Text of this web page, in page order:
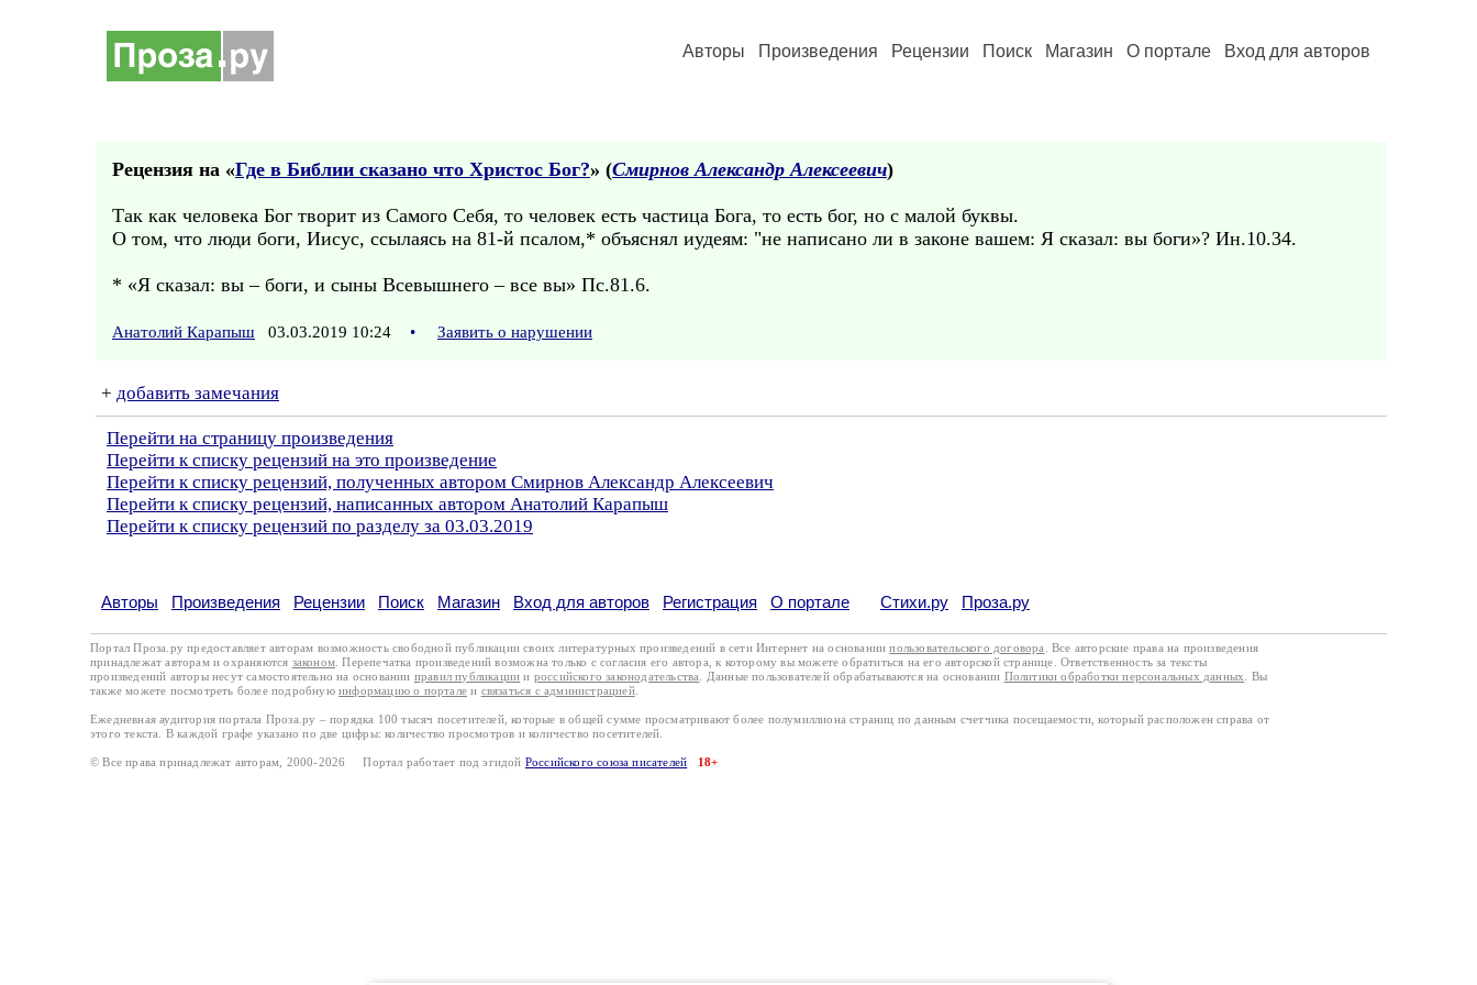
Авторы Произведения Рецензии Поиск Магазин О портале Вход для авторов
Рецензия на «Где в Библии сказано что Христос Бог?» (Смирнов Александр Алексеевич)
Так как человека Бог творит из Самого Себя, то человек есть частица Бога, то есть бог, но с малой буквы.
О том, что люди боги, Иисус, ссылаясь на 81-й псалом,* объяснял иудеям: "не написано ли в законе вашем: Я сказал: вы боги»? Ин.10.34.
* «Я сказал: вы – боги, и сыны Всевышнего – все вы» Пс.81.6.
Анатолий Карапыш 03.03.2019 10:24 • Заявить о нарушении
+ добавить замечания
Перейти на страницу произведения
Перейти к списку рецензий на это произведение
Перейти к списку рецензий, полученных автором Смирнов Александр Алексеевич
Перейти к списку рецензий, написанных автором Анатолий Карапыш
Перейти к списку рецензий по разделу за 03.03.2019
Авторы Произведения Рецензии Поиск Магазин Вход для авторов Регистрация О портале Стихи.ру Проза.ру
Портал Проза.ру предоставляет авторам возможность свободной публикации своих литературных произведений в сети Интернет на основаниипользовательского договора
. Все авторские права на произведения
принадлежат авторам и охраняются законом . Перепечатка произведений возможна только с согласия его автора, к которому вы можете обратиться на его авторской странице. Ответственность за тексты
произведений авторы несут самостоятельно на основании правил публикации и российского законодательства . Данные пользователей обрабатываются на основании Политики обработки персональных данных
. Вы
также можете посмотреть более подробную информацию о портале и связаться с администрацией.
Ежедневная аудитория портала Проза.ру – порядка 100 тысяч посетителей, которые в общей сумме просматривают более полумиллиона страниц по данным счетчика посещаемости, который расположен справа от
этого текста. В каждой графе указано по две цифры: количество просмотров и количество посетителей.
© Все права принадлежат авторам, 2000-2026 Портал работает под эгидой Российского союза писателей 18+